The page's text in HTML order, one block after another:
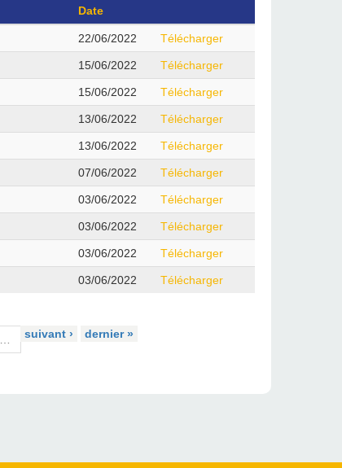
Date
22/06/2022 Télécharger
15/06/2022 Télécharger
15/06/2022 Télécharger
13/06/2022 Télécharger
13/06/2022 Télécharger
07/06/2022 Télécharger
03/06/2022 Télécharger
03/06/2022 Télécharger
03/06/2022 Télécharger
03/06/2022 Télécharger
suivant › dernier »